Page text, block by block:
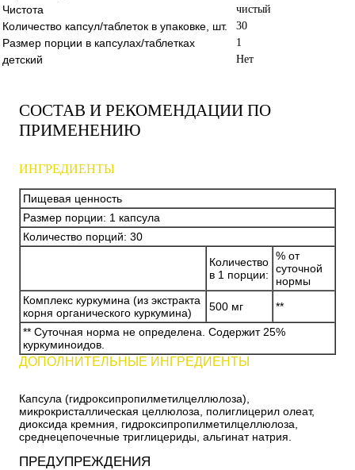
Чистота чистый
Количество капсул/таблеток в упаковке, шт. 30
Размер порции в капсулах/таблетках 1
детский Нет
СОСТАВ И РЕКОМЕНДАЦИИ ПО
ПРИМЕНЕНИЮ
ИНГРЕДИЕНТЫ
Пищевая ценность
Размер порции: 1 капсула
Количество порций: 30
Количество
в 1 порции:
% от
суточной
нормы
Комплекс куркумина (из экстракта
корня органического куркумина)
500 мг
**
** Суточная норма не определена. Содержит 25%
куркуминоидов.
ДОПОЛНИТЕЛЬНЫЕ ИНГРЕДИЕНТЫ
Капсула (гидроксипропилметилцеллюлоза),
микрокристаллическая целлюлоза, полиглицерил олеат,
диоксида кремния, гидроксипропилметилцеллюлоза,
среднецепочечные триглицериды, альгинат натрия.
ПРЕДУПРЕЖДЕНИЯ